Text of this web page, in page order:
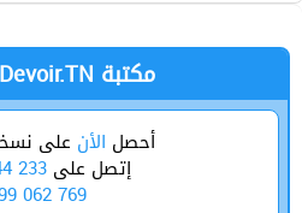
Librairie Devoir.TN مكتبة
أحصل الأن على
إتصل على 233
062 769